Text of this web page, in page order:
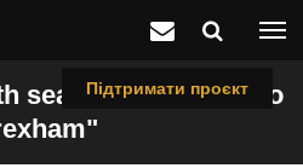
Підтримати проєкт
season "Welcome to